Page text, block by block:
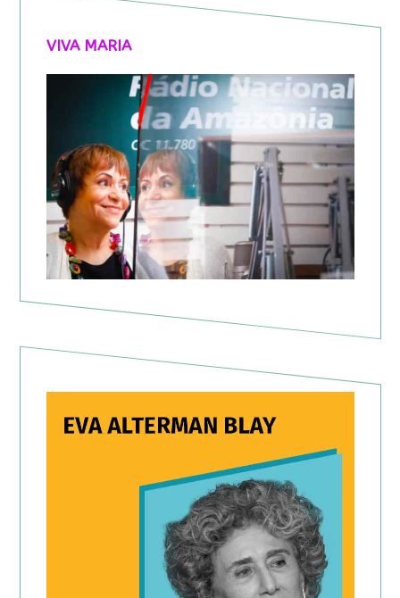
VIVA MARIA